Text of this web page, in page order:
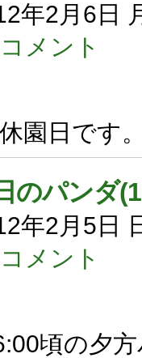
年2月6日
メント
園日です
のパンダ
年2月5日
メント
頃の夕